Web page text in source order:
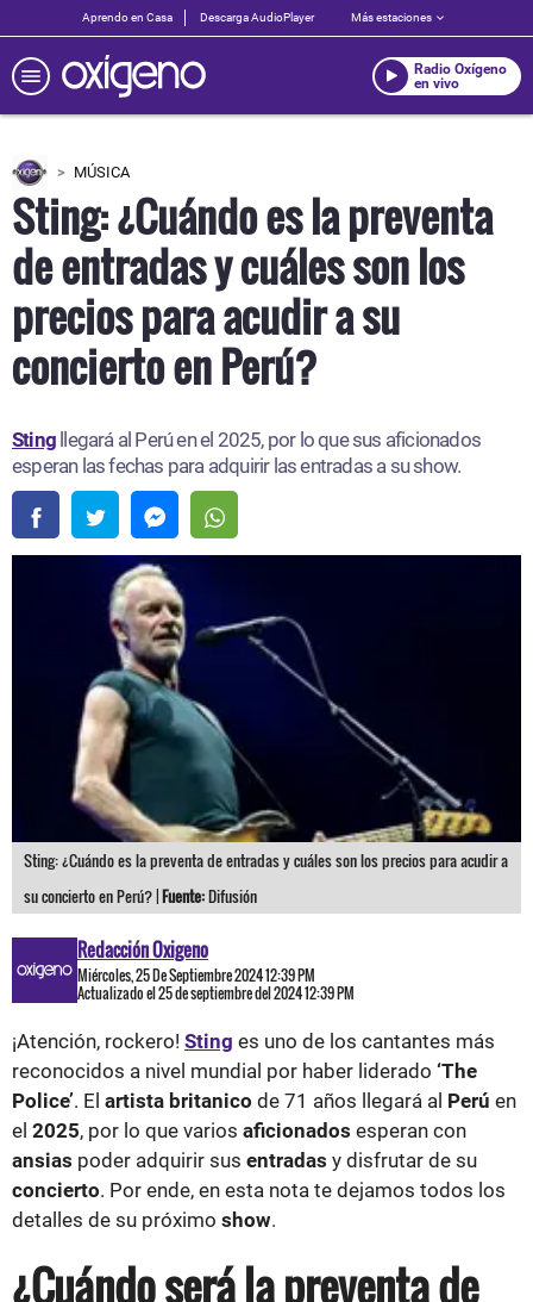
Aprendo en Casa Descarga AudioPlayer Más estaciones
Radio Oxígeno
en vivo
MÚSICA
Sting: ¿Cuándo es la preventa
de entradas y cuáles son los
precios para acudir a su
concierto en Perú?
Sting llegará al Perú en el 2025, por lo que sus aficionados
esperan las fechas para adquirir las entradas a su show.
Sting: ¿Cuándo es la preventa de entradas y cuáles son los precios para acudir a
su concierto en Perú? |Fuente:Difusión
Redacción Oxigeno
Miércoles, 25 De Septiembre 2024 12:39 PM
Actualizado el 25 de septiembre del 2024 12:39 PM
¡Atención, rockero! Sting es uno de los cantantes más
reconocidos a nivel mundial por haber liderado ‘The
Police’. El artista britanico de 71 años llegará al Perú en
el 2025, por lo que varios aficionados esperan con
ansias poder adquirir sus entradas y disfrutar de su
concierto. Por ende, en esta nota te dejamos todos los
detalles de su próximo show.
¿Cuándo será la preventa de